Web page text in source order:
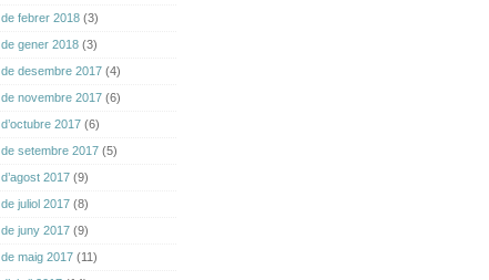
de febrer 2018 (3)
de gener 2018 (3)
de desembre 2017 (4)
de novembre 2017 (6)
d’octubre 2017 (6)
de setembre 2017 (5)
d’agost 2017 (9)
de juliol 2017 (8)
de juny 2017 (9)
de maig 2017 (11)